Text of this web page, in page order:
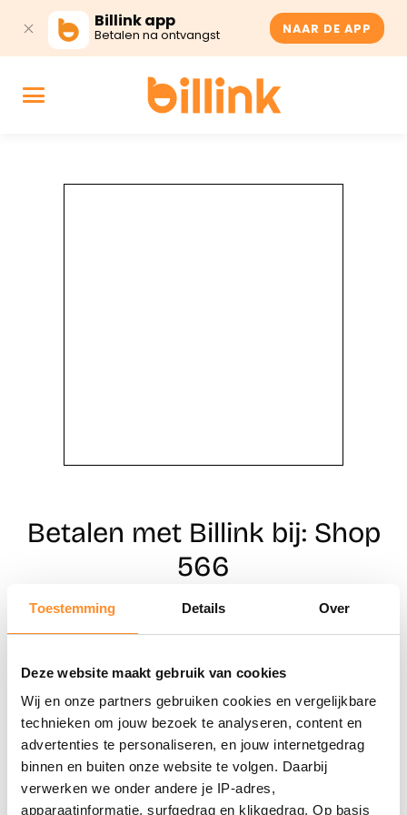
Toestemming Details Over
Deze website maakt gebruik van cookies
Wij en onze partners gebruiken cookies en vergelijkbare
technieken om jouw bezoek te analyseren, content en
advertenties te personaliseren, en jouw internetgedrag
binnen en buiten onze website te volgen. Daarbij
verwerken we onder andere je IP-adres,
apparaatinformatie, surfgedrag en klikgedrag. Op basis
Billink app
Betalen na ontvangst NAAR DE APP
Betalen met Billink bij: Shop
566
Naar winkels